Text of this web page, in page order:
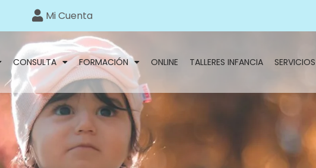
Mi Cuenta
CONSULTA FORMACIÓN ONLINE TALLERES INFANCIA SERVICIOS